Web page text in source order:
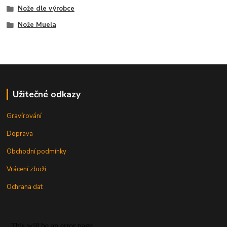
Nože dle výrobce
Nože Muela
Užitečné odkazy
Gravírování
Doprava
Obchodní podmínky
Vrácení zboží
Ochrana dat